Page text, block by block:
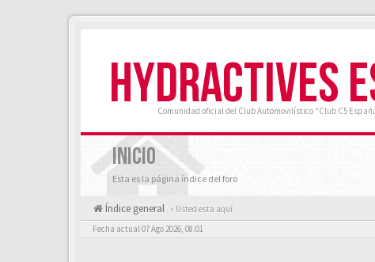
HYDRACTIVES
Comunidad oficial del Club Automovilístico "Club C5
INICIO
Esta es la página índice del foro
Índice general « Usted esta aquí
Fecha actual 07 Ago 2026, 08:01